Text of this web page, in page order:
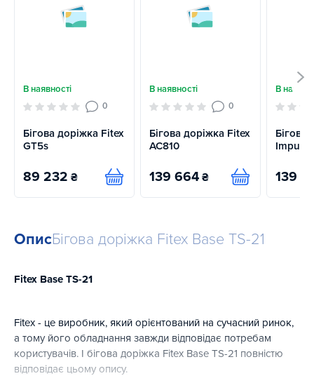
В наявності
0
Бігова доріжка Fitex
GT5s
89 232 ₴ Купити
В наявності
0
Бігова доріжка Fitex
AC810
139 664 ₴ Купити
В
Бігова
139
ОписБігова доріжка Fitex Base TS-21
Fitex Base TS-21
Fitex - це виробник, який орієнтований на сучасний ринок,
а тому його обладнання завжди відповідає потребам
користувачів. І бігова доріжка Fitex Base TS-21 повністю
відповідає цьому опису.